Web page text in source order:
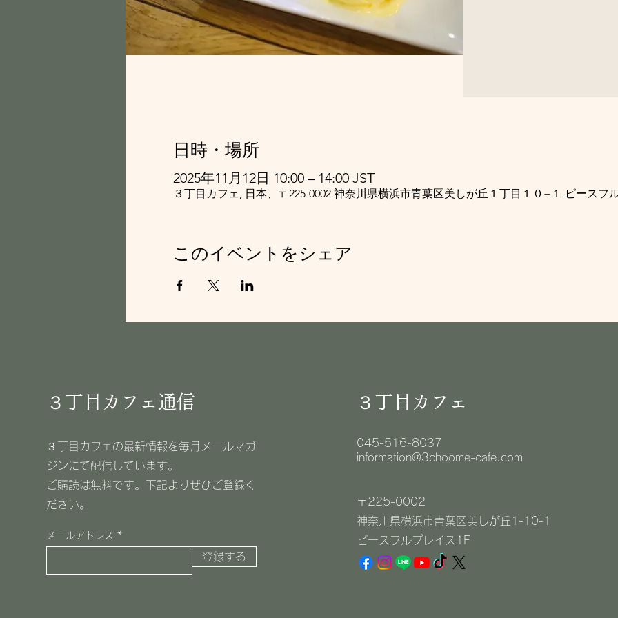
日時・場所
2025年11月12日 10:00 – 14:00 JST
３丁目カフェ, 日本、〒225-0002 神奈川県横浜市青葉区美しが丘１丁目１０−１ ピースフ
このイベントをシェア
３丁目カフェ通信
３丁目カフェの最新情報を毎月メールマガ
ジンにて配信しています。
​ご購読は無料です。下記よりぜひご登録く
ださい。
メールアドレス
登録する
３丁目カフェ
045-516-8037
information@3choome-cafe.com
〒225-0002
神奈川県横浜市青葉区美しが丘1-10-1
​ピースフルプレイス1F